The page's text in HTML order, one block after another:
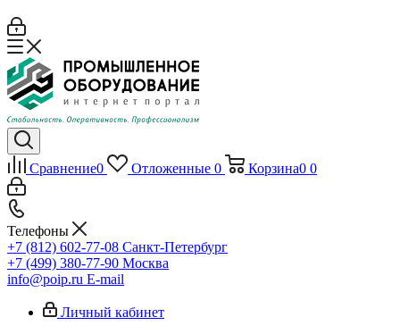
Сравнение0 Отложенные 0 Корзина0 0
Телефоны
+7 (812) 602-77-08 Санкт-Петербург
+7 (499) 380-77-90 Москва
info@poip.ru E-mail
Личный кабинет